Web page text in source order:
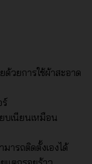
ด้วยการใช้ผ้าสะอาด
ร์
บเนียนเหมือน
มารถติดตั้งเองได้